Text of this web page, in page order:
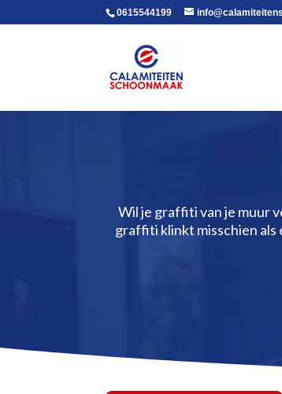
0615544199
Wil je graffiti van je muur
graffiti klinkt misschien als